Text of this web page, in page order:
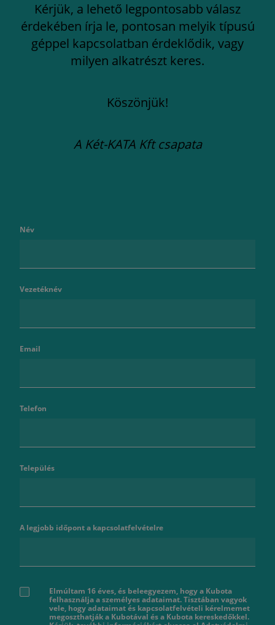
Kérjük, a lehető legpontosabb válasz
érdekében írja le, pontosan melyik típusú
géppel kapcsolatban érdeklődik, vagy
milyen alkatrészt keres.
Köszönjük!
A Két-KATA Kft csapata
Név
Vezetéknév
Email
Telefon
Település
A legjobb időpont a kapcsolatfelvételre
Elmúltam 16 éves, és beleegyezem, hogy a Kubota
felhasználja a személyes adataimat. Tisztában vagyok
vele, hogy adataimat és kapcsolatfelvételi kérelmemet
megoszthatják a Kubotával és a Kubota kereskedőkkel.